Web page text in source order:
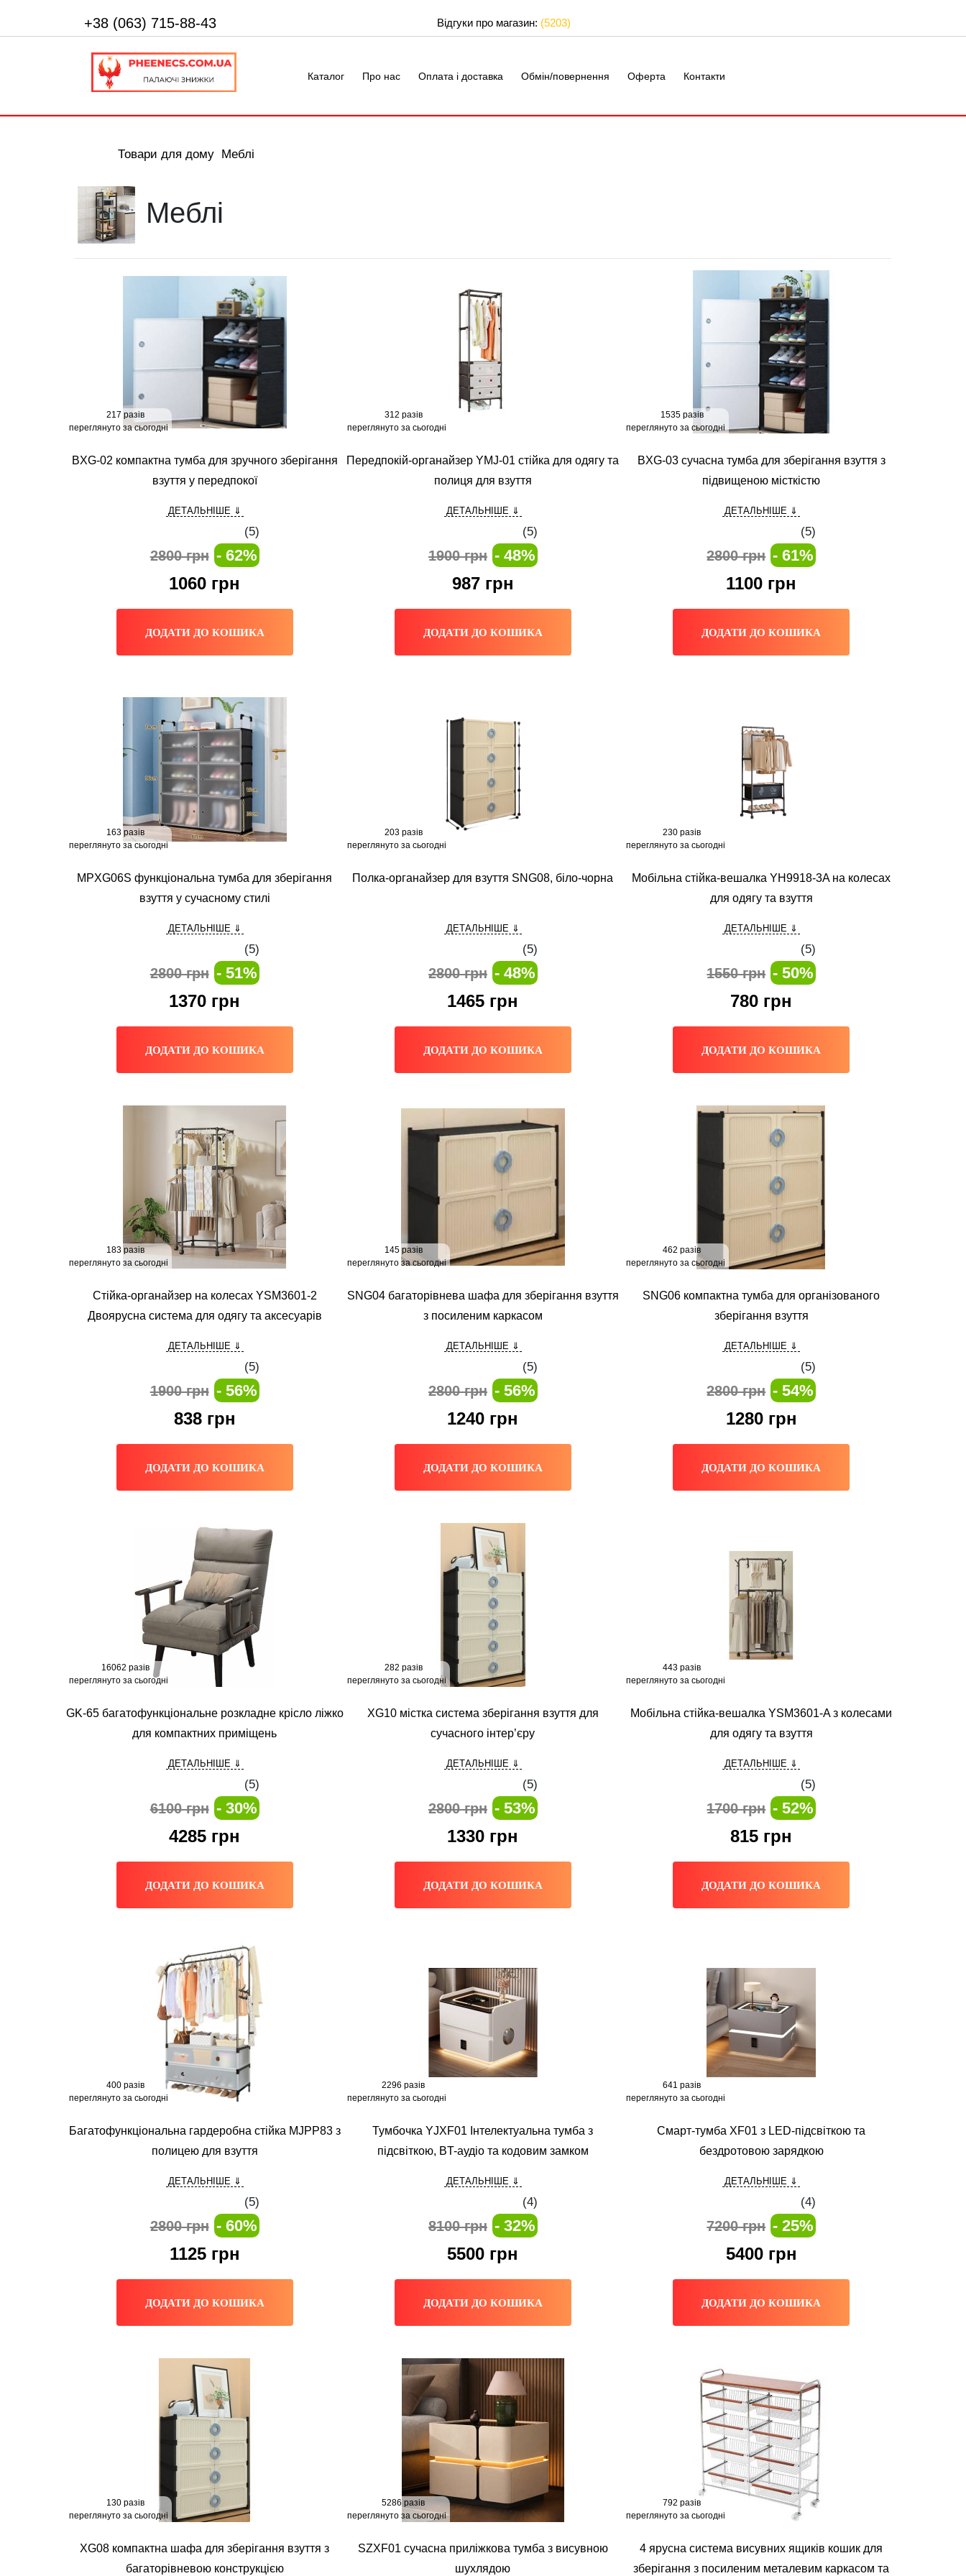
+38 (063) 715-88-43 Відгуки про магазин: (5203)
Каталог Про нас Оплата і доставка Обмін/повернення Оферта Контакти
Товари для дому Меблі
Меблі
217 разів
переглянуто за сьогодні
BXG-02 компактна тумба для зручного зберігання
взуття у передпокої
ДЕТАЛЬНІШЕ ⇓
(5)
2800 грн - 62%
1060 грн
ДОДАТИ ДО КОШИКА
312 разів
переглянуто за сьогодні
Передпокій-органайзер YMJ-01 стійка для одягу та
полиця для взуття
ДЕТАЛЬНІШЕ ⇓
(5)
1900 грн - 48%
987грн
ДОДАТИ ДО КОШИКА
1535 разів
переглянуто за сьогодні
BXG-03 сучасна тумба для зберігання взуття з
підвищеною місткістю
ДЕТАЛЬНІШЕ ⇓
(5)
2800 грн - 61%
1100 грн
ДОДАТИ ДО КОШИКА
163 разів
переглянуто за сьогодні
MPXG06S функціональна тумба для зберігання
взуття у сучасному стилі
ДЕТАЛЬНІШЕ ⇓
(5)
2800 грн - 51%
1370 грн
ДОДАТИ ДО КОШИКА
203 разів
переглянуто за сьогодні
Полка-органайзер для взуття SNG08, біло-чорна
ДЕТАЛЬНІШЕ ⇓
(5)
2800 грн - 48%
1465 грн
ДОДАТИ ДО КОШИКА
230 разів
переглянуто за сьогодні
Мобільна стійка-вешалка YH9918-3A на колесах
для одягу та взуття
ДЕТАЛЬНІШЕ ⇓
(5)
1550 грн - 50%
780 грн
ДОДАТИ ДО КОШИКА
183 разів
переглянуто за сьогодні
Стійка-органайзер на колесах YSM3601-2
Двоярусна система для одягу та аксесуарів
ДЕТАЛЬНІШЕ ⇓
(5)
1900 грн - 56%
838грн
ДОДАТИ ДО КОШИКА
145 разів
переглянуто за сьогодні
SNG04 багаторівнева шафа для зберігання взуття
з посиленим каркасом
ДЕТАЛЬНІШЕ ⇓
(5)
2800 грн - 56%
1240 грн
ДОДАТИ ДО КОШИКА
462 разів
переглянуто за сьогодні
SNG06 компактна тумба для організованого
зберігання взуття
ДЕТАЛЬНІШЕ ⇓
(5)
2800 грн - 54%
1280грн
ДОДАТИ ДО КОШИКА
16062 разів
переглянуто за сьогодні
GK-65 багатофункціональне розкладне крісло ліжко
для компактних приміщень
ДЕТАЛЬНІШЕ ⇓
(5)
6100 грн - 30%
4285 грн
ДОДАТИ ДО КОШИКА
282 разів
переглянуто за сьогодні
XG10 містка система зберігання взуття для
сучасного інтер’єру
ДЕТАЛЬНІШЕ ⇓
(5)
2800 грн - 53%
1330 грн
ДОДАТИ ДО КОШИКА
443 разів
переглянуто за сьогодні
Мобільна стійка-вешалка YSM3601-A з колесами
для одягу та взуття
ДЕТАЛЬНІШЕ ⇓
(5)
1700 грн - 52%
815 грн
ДОДАТИ ДО КОШИКА
400 разів
переглянуто за сьогодні
Багатофункціональна гардеробна стійка MJPP83 з
полицею для взуття
ДЕТАЛЬНІШЕ ⇓
(5)
2800 грн - 60%
1125грн
ДОДАТИ ДО КОШИКА
2296 разів
переглянуто за сьогодні
Тумбочка YJXF01 Інтелектуальна тумба з
підсвіткою, BT-аудіо та кодовим замком
ДЕТАЛЬНІШЕ ⇓
(4)
8100 грн - 32%
5500 грн
ДОДАТИ ДО КОШИКА
641 разів
переглянуто за сьогодні
Смарт-тумба XF01 з LED-підсвіткою та
бездротовою зарядкою
ДЕТАЛЬНІШЕ ⇓
(4)
7200 грн - 25%
5400грн
ДОДАТИ ДО КОШИКА
130 разів
переглянуто за сьогодні
XG08 компактна шафа для зберігання взуття з
багаторівневою конструкцією
5286 разів
переглянуто за сьогодні
SZXF01 сучасна приліжкова тумба з висувною
шухлядою
792 разів
переглянуто за сьогодні
4 ярусна система висувних ящиків кошик для
зберігання з посиленим металевим каркасом та